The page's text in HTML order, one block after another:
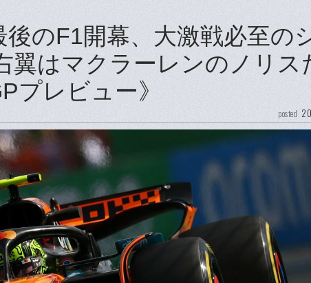
のF1開幕、大激戦必至の
翼はマクラーレンのノリス
レビュー》
posted